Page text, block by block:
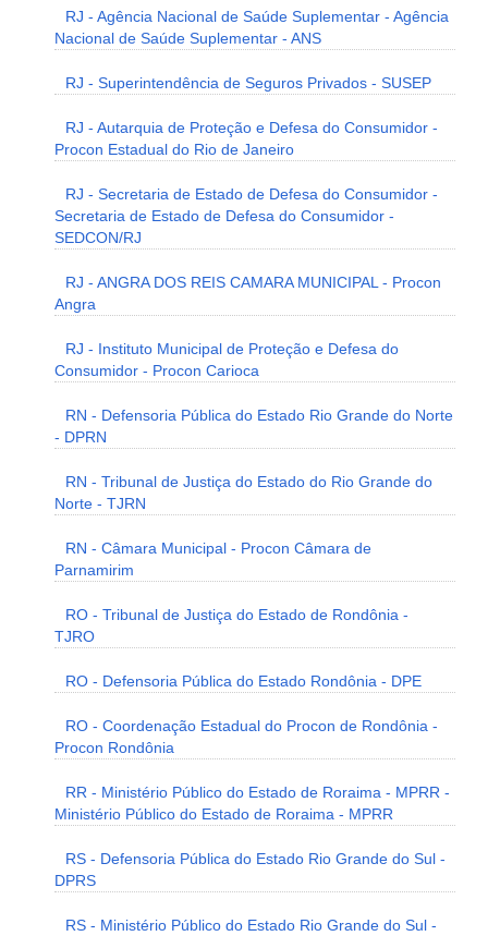
RJ - Agência Nacional de Saúde Suplementar - Agência
Nacional de Saúde Suplementar - ANS
RJ - Superintendência de Seguros Privados - SUSEP
RJ - Autarquia de Proteção e Defesa do Consumidor -
Procon Estadual do Rio de Janeiro
RJ - Secretaria de Estado de Defesa do Consumidor -
Secretaria de Estado de Defesa do Consumidor -
SEDCON/RJ
RJ - ANGRA DOS REIS CAMARA MUNICIPAL - Procon
Angra
RJ - Instituto Municipal de Proteção e Defesa do
Consumidor - Procon Carioca
RN - Defensoria Pública do Estado Rio Grande do Norte
- DPRN
RN - Tribunal de Justiça do Estado do Rio Grande do
Norte - TJRN
RN - Câmara Municipal - Procon Câmara de
Parnamirim
RO - Tribunal de Justiça do Estado de Rondônia -
TJRO
RO - Defensoria Pública do Estado Rondônia - DPE
RO - Coordenação Estadual do Procon de Rondônia -
Procon Rondônia
RR - Ministério Público do Estado de Roraima - MPRR -
Ministério Público do Estado de Roraima - MPRR
RS - Defensoria Pública do Estado Rio Grande do Sul -
DPRS
RS - Ministério Público do Estado Rio Grande do Sul -